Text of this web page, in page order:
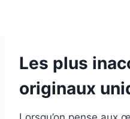
Les plus
originaux